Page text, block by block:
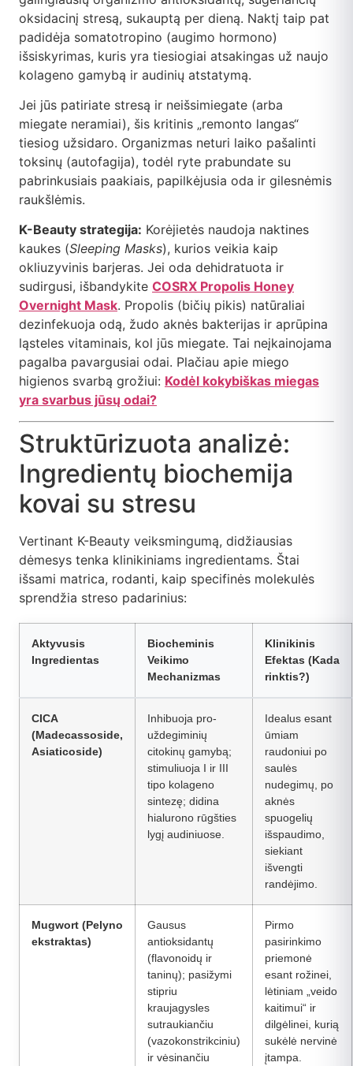
oksidacinį stresą, sukauptą per dieną. Naktį taip pat
padidėja somatotropino (augimo hormono)
išsiskyrimas, kuris yra tiesiogiai atsakingas už naujo
kolageno gamybą ir audinių atstatymą.
Jei jūs patiriate stresą ir neišsimiegate (arba
miegate neramiai), šis kritinis „remonto langas“
tiesiog užsidaro. Organizmas neturi laiko pašalinti
toksinų (autofagija), todėl ryte prabundate su
pabrinkusiais paakiais, papilkėjusia oda ir gilesnėmis
raukšlėmis.
K-Beauty strategija: Korėjietės naudoja naktines
kaukes (Sleeping Masks), kurios veikia kaip
okliuzyvinis barjeras. Jei oda dehidratuota ir
sudirgusi, išbandykite COSRX Propolis Honey
Overnight Mask. Propolis (bičių pikis) natūraliai
dezinfekuoja odą, žudo aknės bakterijas ir aprūpina
ląsteles vitaminais, kol jūs miegate. Tai neįkainojama
pagalba pavargusiai odai. Plačiau apie miego
higienos svarbą grožiui: Kodėl kokybiškas miegas
yra svarbus jūsų odai?
Struktūrizuota analizė:
Ingredientų biochemija
kovai su stresu
Vertinant K-Beauty veiksmingumą, didžiausias
dėmesys tenka klinikiniams ingredientams. Štai
išsami matrica, rodanti, kaip specifinės molekulės
sprendžia streso padarinius:
Aktyvusis
Ingredientas
Biocheminis
Veikimo
Mechanizmas
Klinikinis
Efektas (Kada
rinktis?)
CICA
(Madecassoside,
Asiaticoside)
Inhibuoja pro-
uždegiminių
citokinų gamybą;
stimuliuoja I ir III
tipo kolageno
sintezę; didina
hialurono rūgšties
lygį audiniuose.
Idealus esant
ūmiam
raudoniui po
saulės
nudegimų, po
aknės
spuogelių
išspaudimo,
siekiant
išvengti
randėjimo.
Mugwort (Pelyno
ekstraktas)
Gausus
antioksidantų
(flavonoidų ir
taninų); pasižymi
stipriu
kraujagysles
sutraukiančiu
(vazokonstrikciniu)
ir vėsinančiu
Pirmo
pasirinkimo
priemonė
esant rožinei,
lėtiniam „veido
kaitimui“ ir
dilgėlinei, kurią
sukėlė nervinė
įtampa.